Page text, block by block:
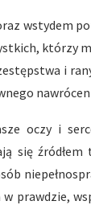
wstydem
którzy
i
oczy i
się
prawdzie,